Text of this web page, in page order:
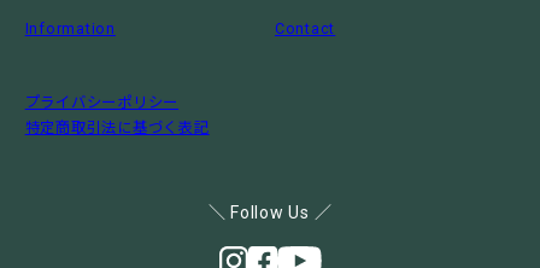
Information Contact
プライバシーポリシー
特定商取引法に基づく表記
＼ Follow Us ／